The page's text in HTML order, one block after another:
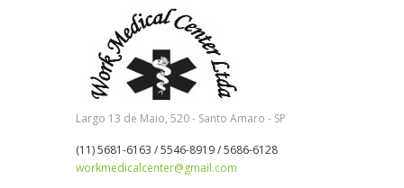
Largo 13 de Maio, 520 - Santo Amaro - SP
(11) 5681-6163 / 5546-8919 / 5686-6128
workmedicalcenter@gmail.com